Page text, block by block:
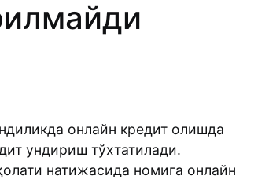
онлайн кредит олишда
ундириш тўхтатилади.
натижасида номига онлайн